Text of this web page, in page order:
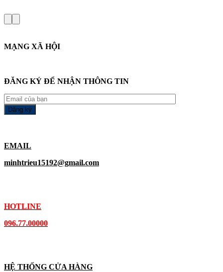
MẠNG XÃ HỘI
ĐĂNG KÝ ĐỂ NHẬN THÔNG TIN
EMAIL
minhtrieu15192@gmail.com
HOTLINE
096.77.00000
HỆ THỐNG CỬA HÀNG